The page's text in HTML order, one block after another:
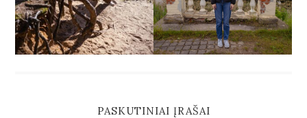
PASKUTINIAI ĮRAŠAI